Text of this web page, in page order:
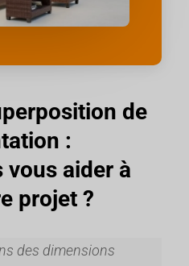
de
:
aider à
projet ?
des dimensions